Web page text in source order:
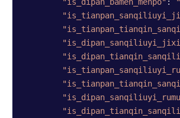
"is_dipan_bamen_menpo" :